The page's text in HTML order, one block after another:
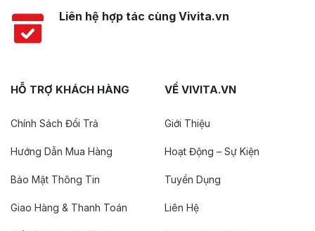
Liên hệ hợp tác cùng Vivita.vn
HỖ TRỢ KHÁCH HÀNG
Chính Sách Đổi Trả
Hướng Dẫn Mua Hàng
Bảo Mật Thông Tin
Giao Hàng & Thanh Toán
VỀ VIVITA.VN
Giới Thiệu
Hoạt Động – Sự Kiện
Tuyển Dụng
Liên Hệ